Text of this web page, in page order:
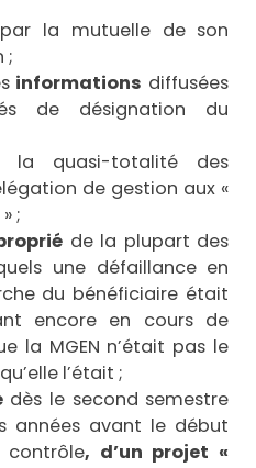
par la mutuelle de son
;
informations diffusées
de désignation du
quasi-totalité des
de gestion aux «
» ;
de la plupart des
une défaillance en
du bénéficiaire était
encore en cours de
la MGEN n’était pas le
l’était ;
dès le second semestre
années avant le début
, d’un projet «